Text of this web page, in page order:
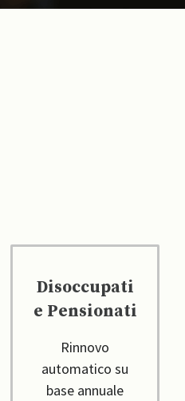
Disoccupati
e Pensionati
Rinnovo
automatico su
base annuale